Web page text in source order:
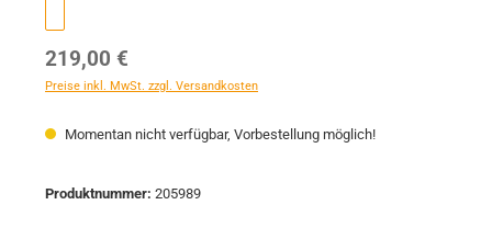
Regulärer Preis:
219,00 €
Preise inkl. MwSt. zzgl. Versandkosten
Momentan nicht verfügbar, Vorbestellung möglich!
Produktnummer: 205989